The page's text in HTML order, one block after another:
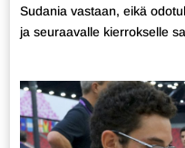
Sudania vastaan, eikä
ja seuraavalle kierrokselle